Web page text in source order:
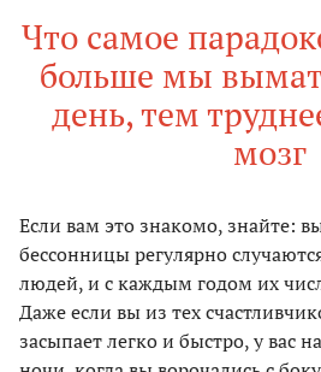
Что самое
больше мы
день, тем
мозг
Если вам это знакомо, знайте:
бессонницы регулярно
людей, и с каждым годом их
Даже если вы из тех
засыпает легко и быстро, у вас